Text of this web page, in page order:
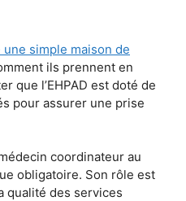
simple maison de
ils prennent en
que l’EHPAD est doté de
pour assurer une prise
coordinateur au
obligatoire. Son rôle est
qualité des services